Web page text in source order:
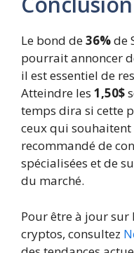
Le bond de36%de
pourrait annoncer
il est essentiel de
Atteindre les 1,50$
temps dira si cette
ceux qui
recommandé de
spécialisées et de
du marché.
Pour être à jour sur
cryptos, consultez